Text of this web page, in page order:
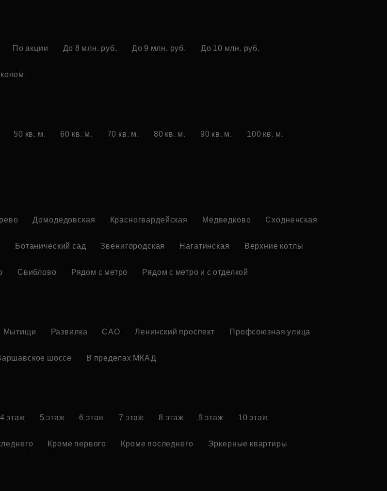
По акции До 8 млн. руб. До 9 млн. руб. До 10 млн. руб.
50 кв. м. 60 кв. м. 70 кв. м. 80 кв. м. 90 кв. м. 100 кв. м.
Домодедовская Красногвардейская Медведково Сходненская
Ботанический сад Звенигородская Нагатинская Верхние котлы
Свиблово Рядом с метро Рядом с метро и с отделкой
Мытищи Развилка САО Ленинский проспект Профсоюзная улица
шоссе В пределах МКАД
4 этаж 5 этаж 6 этаж 7 этаж 8 этаж 9 этаж 10 этаж
Кроме первого Кроме последнего Эркерные квартиры